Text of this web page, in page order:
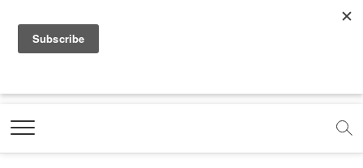
a
e
b
o
o
t
b
.
o
e
m
t
g
t
k
Marketing Oops!
DIGITAL | CREATIVE | ADVERTISING | CAMPAIGN |